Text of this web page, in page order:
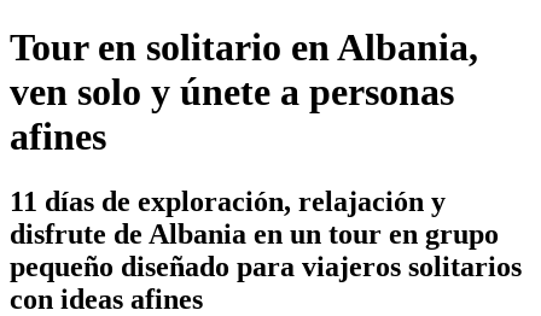
Tour en solitario en Albania,
ven solo y únete a personas
afines
11 días de exploración, relajación y
disfrute de Albania en un tour en grupo
pequeño diseñado para viajeros solitarios
con ideas afines